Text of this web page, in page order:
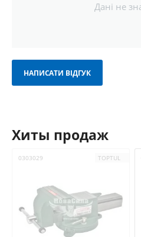
Оберіть тиски, які відповідають
Дані не
НАПИСАТИ ВІДГУК
Хиты продаж
0303029 TOPTUL